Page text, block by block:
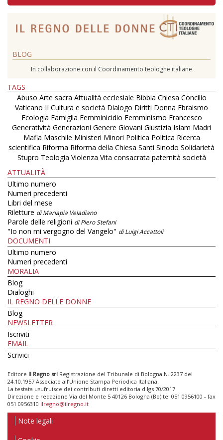
BLOG
In collaborazione con il Coordinamento teologhe italiane
TAGS
Abuso Arte sacra Attualità ecclesiale Bibbia Chiesa Concilio
Vaticano II Cultura e società Dialogo Diritti Donna Ebraismo
Ecologia Famiglia Femminicidio Femminismo Francesco
Generatività Generazioni Genere Giovani Giustizia Islam Madri
Mafia Maschile Ministeri Minori Politica Politica Ricerca
scientifica Riforma Riforma della Chiesa Santi Sinodo Solidarietà
Stupro Teologia Violenza Vita consacrata paternità società
ATTUALITÀ
Ultimo numero
Numeri precedenti
Libri del mese
Riletture di Mariapia Veladiano
Parole delle religioni di Piero Stefani
"Io non mi vergogno del Vangelo" di Luigi Accattoli
DOCUMENTI
Ultimo numero
Numeri precedenti
MORALIA
Blog
Dialoghi
IL REGNO DELLE DONNE
Blog
NEWSLETTER
Iscriviti
EMAIL
Scrivici
Editore Il Regno srl Registrazione del Tribunale di Bologna N. 2237 del
24.10.1957 Associato all’Unione Stampa Periodica Italiana
La testata usufruisce dei contributi diretti editoria d.lgs 70/2017
Direzione e redazione Via del Monte 5 40126 Bologna (Bo) tel 051 0956100 - fax
051 0956310 ilregno@ilregno.it
Note legali